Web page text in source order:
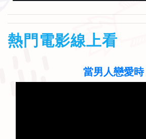
熱門電影線上看
當男人戀愛時